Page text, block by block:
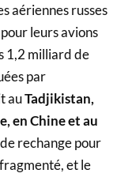
aériennes russes
leurs avions
1,2 milliard de
par
auTadjikistan,
en Chine et au
rechange pour
et le